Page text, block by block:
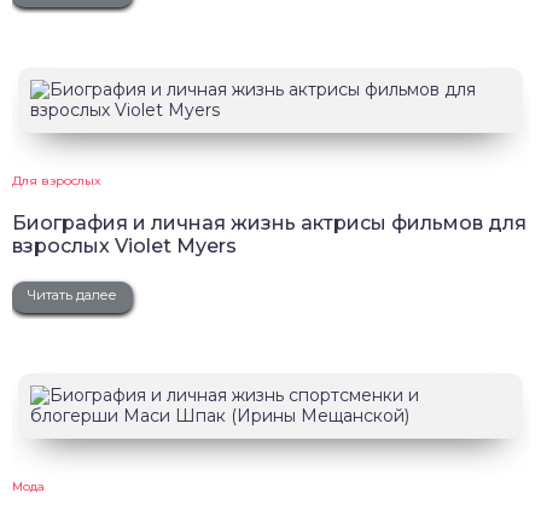
Для взрослых
Биография и личная жизнь актрисы фильмов для
взрослых Violet Myers
Читать далее
Мода